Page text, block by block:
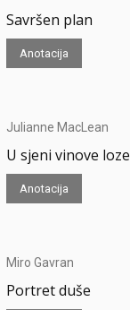
Savršen plan
Anotacija
Julianne MacLean
U sjeni vinove loze
Anotacija
Miro Gavran
Portret duše